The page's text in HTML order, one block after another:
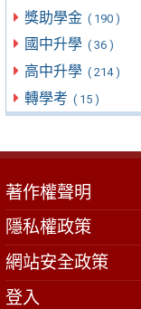
獎助學金 ( 190 )
國中升學 ( 36 )
高中升學 ( 214 )
轉學考 ( 15 )
著作權聲明
隱私權政策
網站安全政策
登入